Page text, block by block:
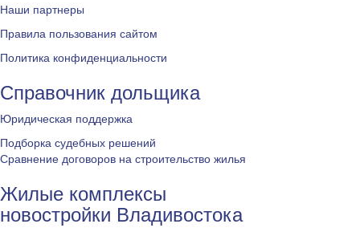
Наши партнеры
Правила пользования сайтом
Политика конфиденциальности
Справочник дольщика
Юридическая поддержка
Подборка судебных решений
Сравнение договоров на строительство жилья
Жилые комплексы
новостройки Владивостока